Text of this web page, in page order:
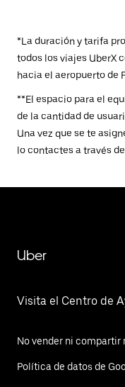
*La duración y tarifa
todos los viajes UberX
hacia el aeropuerto de
**El espacio para el
de la cantidad de
Una vez que se te
lo contactes a través
Uber
Visita el Centro de
No vender ni
Política de datos de